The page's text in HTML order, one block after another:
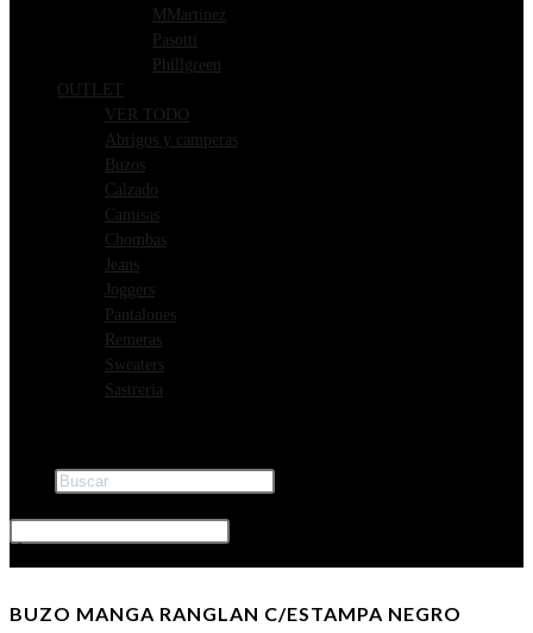
MMartinez
Pasotti
Phillgreen
OUTLET
VER TODO
Abrigos y camperas
Buzos
Calzado
Camisas
Chombas
Jeans
Joggers
Pantalones
Remeras
Sweaters
Sastreria
BUZO MANGA RANGLAN C/ESTAMPA NEGRO